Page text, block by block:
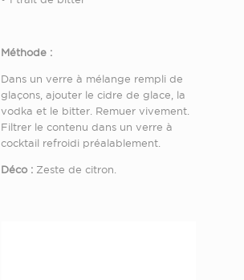
Méthode :
Dans un verre à mélange rempli de
glaçons, ajouter le cidre de glace, la
vodka et le bitter. Remuer vivement.
Filtrer le contenu dans un verre à
cocktail refroidi préalablement.
Déco : Zeste de citron.